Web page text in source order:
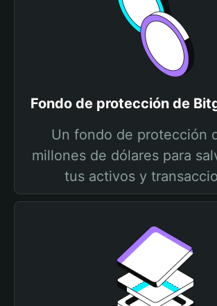
Fondo de protección de
Un fondo de protección
millones de dólares para
tus activos y